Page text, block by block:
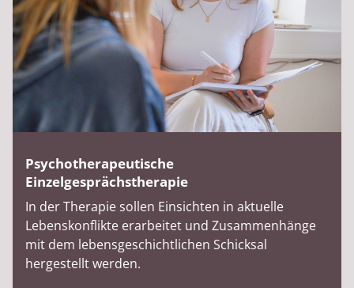
Psychotherapeutische
Einzelgesprächstherapie
In der Therapie sollen Einsichten in aktuelle
Lebenskonflikte erarbeitet und Zusammenhänge
mit dem lebensgeschichtlichen Schicksal
hergestellt werden.